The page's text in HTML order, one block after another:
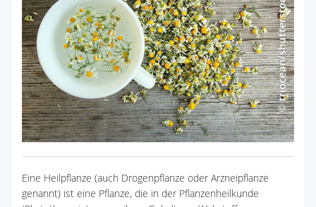
Eine Heilpflanze (auch Drogenpflanze oder Arzneipflanze
genannt) ist eine Pflanze, die in der Pflanzenheilkunde